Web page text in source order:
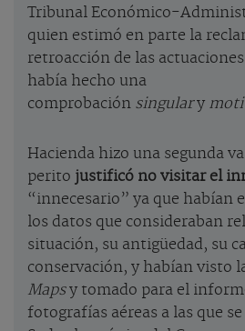
Tribunal Económico-
quien estimó en parte la
retroacción de las
había hecho una
comprobación singulary
Hacienda hizo una segunda
perito justificó no visitar el
“innecesario” ya que habían
los datos que consideraban
situación, su antigüedad, su
conservación, y habían visto
Mapsy tomado para el
fotografías aéreas a las que